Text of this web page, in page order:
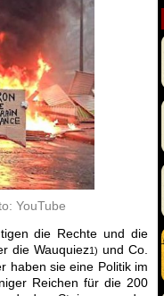
YouTube
die Rechte und die
die Wauquiez1) und Co.
haben sie eine Politik im
Reichen für die 200